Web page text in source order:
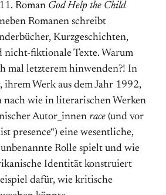
Roman God Help the Child
Romanen schreibt
Kurzgeschichten,
nicht-fiktionale Texte. Warum
mal letzterem hinwenden?! In
, ihrem Werk aus dem Jahr 1992,
wie in literarischen Werken
Autor_innen race (und vor
presence“) eine wesentliche,
Rolle spielt und wie
Identität konstruiert
dafür, wie kritische